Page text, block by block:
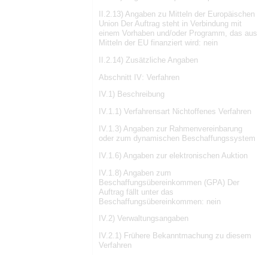
II.2.13) Angaben zu Mitteln der Europäischen
Union Der Auftrag steht in Verbindung mit
einem Vorhaben und/oder Programm, das aus
Mitteln der EU finanziert wird: nein
II.2.14) Zusätzliche Angaben
Abschnitt IV: Verfahren
IV.1) Beschreibung
IV.1.1) Verfahrensart Nichtoffenes Verfahren
IV.1.3) Angaben zur Rahmenvereinbarung
oder zum dynamischen Beschaffungssystem
IV.1.6) Angaben zur elektronischen Auktion
IV.1.8) Angaben zum
Beschaffungsübereinkommen (GPA) Der
Auftrag fällt unter das
Beschaffungsübereinkommen: nein
IV.2) Verwaltungsangaben
IV.2.1) Frühere Bekanntmachung zu diesem
Verfahren